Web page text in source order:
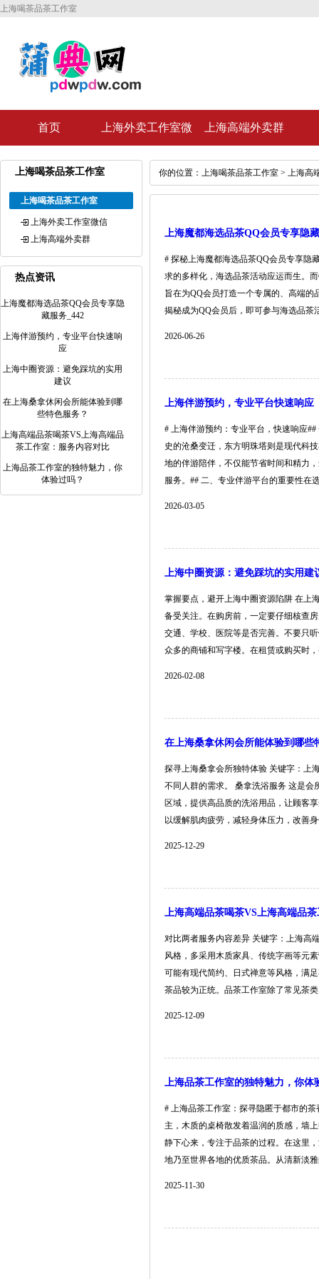
上海喝茶品茶工作室
首页 上海外卖工作室微
信
上海高端外卖群
上海喝茶品茶工作室
上海喝茶品茶工作室
上海外卖工作室微信
上海高端外卖群
热点资讯
上海魔都海选品茶QQ会员专享隐
藏服务_442
上海伴游预约，专业平台快速响
应
上海中圈资源：避免踩坑的实用
建议
在上海桑拿休闲会所能体验到哪
些特色服务？
上海高端品茶喝茶VS上海高端品
茶工作室：服务内容对比
上海品茶工作室的独特魅力，你
体验过吗？
你的位置： 上海喝茶品茶工作室 > 上海高
上海魔都海选品茶QQ会员专享隐
# 探秘上海魔都海选品茶QQ会员专享隐
求的多样化，海选品茶活动应运而生。
旨在为QQ会员打造一个专属的、高端
揭秘成为QQ会员后，即可参与海选品茶
2026-06-26
上海伴游预约，专业平台快速响应
# 上海伴游预约：专业平台，快速响应
史的沧桑变迁，东方明珠塔则是现代科
地的伴游陪伴，不仅能节省时间和精力
服务。## 二、专业伴游平台的重要性在
2026-03-05
上海中圈资源：避免踩坑的实用建
掌握要点，避开上海中圈资源陷阱 在上
备受关注。在购房前，一定要仔细核查
交通、学校、医院等是否完善。不要只
众多的商铺和写字楼。在租赁或购买时
2026-02-08
在上海桑拿休闲会所能体验到哪些
探寻上海桑拿会所独特体验 关键字：上
不同人群的需求。 桑拿洗浴服务 这是
区域，提供高品质的洗浴用品，让顾客
以缓解肌肉疲劳，减轻身体压力，改善
2025-12-29
上海高端品茶喝茶VS上海高端品
对比两者服务内容差异 关键字：上海高
风格，多采用木质家具、传统字画等元
可能有现代简约、日式禅意等风格，满
茶品较为正统。品茶工作室除了常见茶
2025-12-09
上海品茶工作室的独特魅力，你体
# 上海品茶工作室：探寻隐匿于都市的
主，木质的桌椅散发着温润的质感，墙
静下心来，专注于品茶的过程。在这里
地乃至世界各地的优质茶品。从清新淡
2025-11-30